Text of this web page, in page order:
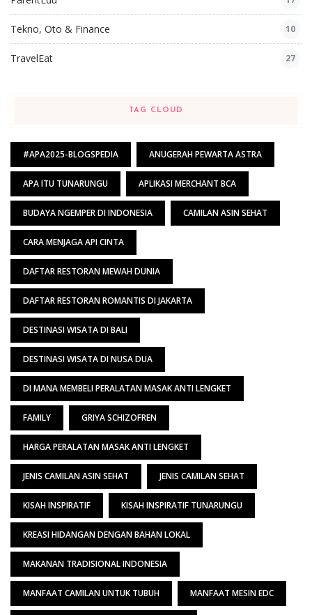
Tekno, Oto & Finance 10
TravelEat 27
TAG CLOUD
#APA2025-BLOGSPEDIA ANUGERAH PEWARTA ASTRA
APA ITU TUNARUNGU APLIKASI MERCHANT BCA
BUDAYA NGEMPER DI INDONESIA CAMILAN ASIN SEHAT
CARA MENJAGA API CINTA
DAFTAR RESTORAN MEWAH DUNIA
DAFTAR RESTORAN ROMANTIS DI JAKARTA
DESTINASI WISATA DI BALI
DESTINASI WISATA DI NUSA DUA
DI MANA MEMBELI PERALATAN MASAK ANTI LENGKET
FAMILY GRIYA SCHIZOFREN
HARGA PERALATAN MASAK ANTI LENGKET
JENIS CAMILAN ASIN SEHAT JENIS CAMILAN SEHAT
KISAH INSPIRATIF KISAH INSPIRATIF TUNARUNGU
KREASI HIDANGAN DENGAN BAHAN LOKAL
MAKANAN TRADISIONAL INDONESIA
MANFAAT CAMILAN UNTUK TUBUH MANFAAT MESIN EDC